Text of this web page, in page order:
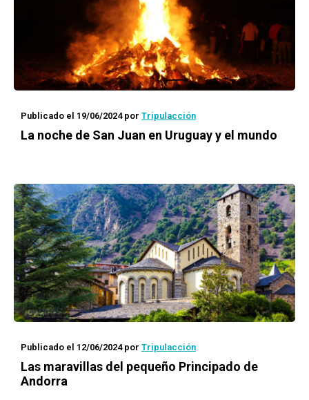
Publicado el 19/06/2024por Tripulacción
La noche de San Juan en Uruguay y el mundo
Publicado el 12/06/2024por Tripulacción
Las maravillas del pequeño Principado de
Andorra